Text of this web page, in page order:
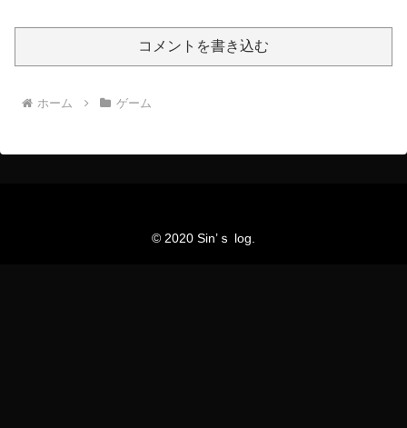
コメントを書き込む
ホーム ゲーム
© 2020 Sin’ｓ log.